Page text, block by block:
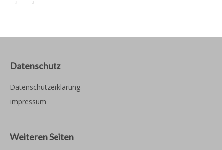
Datenschutz
Datenschutzerklärung
Impressum
Weiteren Seiten